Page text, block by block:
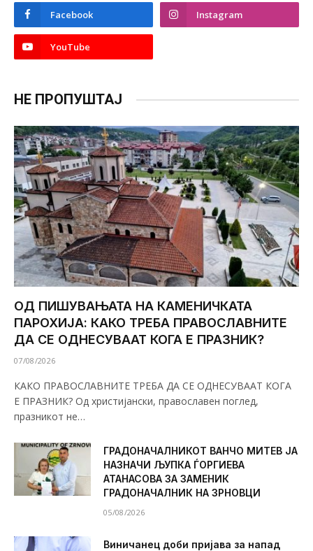
Facebook Instagram
YouTube
НЕ ПРОПУШТАЈ
ОД ПИШУВАЊАТА НА КАМЕНИЧКАТА
ПАРОХИЈА: КАКО ТРЕБА ПРАВОСЛАВНИТЕ
ДА СЕ ОДНЕСУВААТ КОГА Е ПРАЗНИК?
07/08/2026
КАКО ПРАВОСЛАВНИТЕ ТРЕБА ДА СЕ ОДНЕСУВААТ КОГА
Е ПРАЗНИК? Од христијански, православен поглед,
празникот не…
ГРАДОНАЧАЛНИКОТ ВАНЧО МИТЕВ ЈА
НАЗНАЧИ ЉУПКА ЃОРГИЕВА
АТАНАСОВА ЗА ЗАМЕНИК
ГРАДОНАЧАЛНИК НА ЗРНОВЦИ
05/08/2026
Виничанец доби пријава за напад